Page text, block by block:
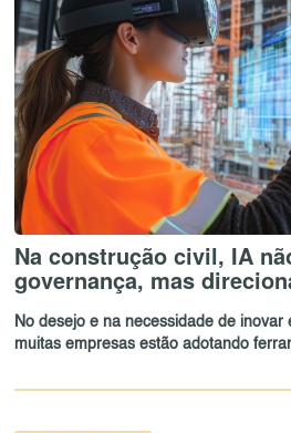
Na construção civil, IA
governança, mas
No desejo e na necessidade de
muitas empresas estão adotando